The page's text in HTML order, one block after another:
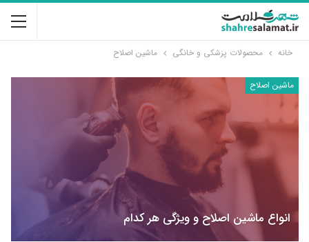
خانه محصولات پزشکی و خانگی ماشین اصلاح
ماشین اصلاح
انواع ماشین اصلاح و ویژگی هر کدام